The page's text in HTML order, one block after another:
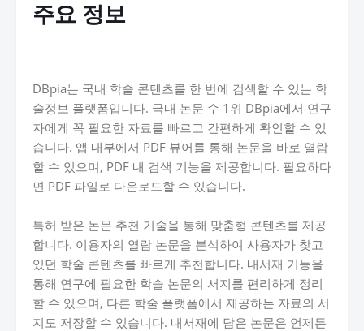
주요 정보
DBpia는 국내 학술 콘텐츠를 한 번에 검색할 수 있는 학
술정보 플랫폼입니다. 국내 논문 수 1위 DBpia에서 연구
자에게 꼭 필요한 자료를 빠르고 간편하게 확인할 수 있
습니다. 앱 내부에서 PDF 뷰어를 통해 논문을 바로 열람
할 수 있으며, PDF 내 검색 기능을 제공합니다. 필요하다
면 PDF 파일로 다운로드할 수 있습니다.
특허 받은 논문 추천 기술을 통해 맞춤형 콘텐츠를 제공
합니다. 이용자의 열람 논문을 분석하여 사용자가 찾고
있던 학술 콘텐츠를 빠르게 추천합니다. 내서재 기능을
통해 연구에 필요한 학술 논문의 서지를 편리하게 정리
할 수 있으며, 다른 학술 플랫폼에서 제공하는 자료의 서
지도 저장할 수 있습니다. 내서재에 담은 논문은 언제든